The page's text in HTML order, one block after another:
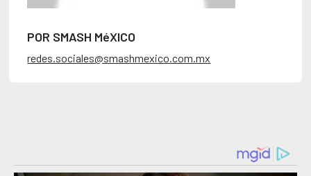
POR SMASH MéXICO
redes.sociales@smashmexico.com.mx